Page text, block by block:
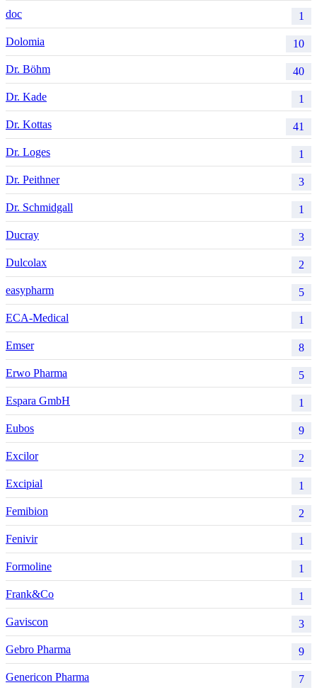
doc 1
Dolomia 10
Dr. Böhm 40
Dr. Kade 1
Dr. Kottas 41
Dr. Loges 1
Dr. Peithner 3
Dr. Schmidgall 1
Ducray 3
Dulcolax 2
easypharm 5
ECA-Medical 1
Emser 8
Erwo Pharma 5
Espara GmbH 1
Eubos 9
Excilor 2
Excipial 1
Femibion 2
Fenivir 1
Formoline 1
Frank&Co 1
Gaviscon 3
Gebro Pharma 9
Genericon Pharma 7